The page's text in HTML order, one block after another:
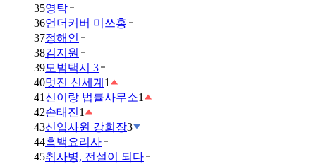
35영탁
36언더커버 미쓰홍
37정해인
38김지원
39모범택시 3
40멋진 신세계 1
41 신이랑 법률사무소1
42손태진1
43신입사원 강회장3
44흑백요리사
45취사병, 전설이 되다